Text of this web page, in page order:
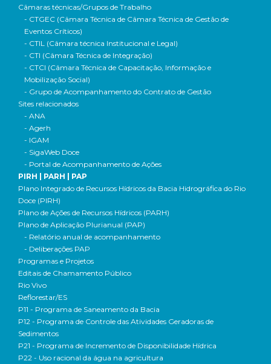
Câmaras técnicas/Grupos de Trabalho
- CTGEC (Câmara Técnica de Câmara Técnica de Gestão de
Eventos Críticos)
- CTIL (Câmara técnica Institucional e Legal)
- CTI (Câmara Técnica de Integração)
- CTCI (Câmara Técnica de Capacitação, Informação e
Mobilização Social)
- Grupo de Acompanhamento do Contrato de Gestão
Sites relacionados
- ANA
- Agerh
- IGAM
- SigaWeb Doce
- Portal de Acompanhamento de Ações
PIRH | PARH | PAP
Plano Integrado de Recursos Hídricos da Bacia Hidrográfica do Rio
Doce (PIRH)
Plano de Ações de Recursos Hídricos (PARH)
Plano de Aplicação Plurianual (PAP)
- Relatório anual de acompanhamento
- Deliberações PAP
Programas e Projetos
Editais de Chamamento Público
Rio Vivo
Reflorestar/ES
P11 - Programa de Saneamento da Bacia
P12 - Programa de Controle das Atividades Geradoras de
Sedimentos
P21 - Programa de Incremento de Disponibilidade Hídrica
P22 - Uso racional da água na agricultura